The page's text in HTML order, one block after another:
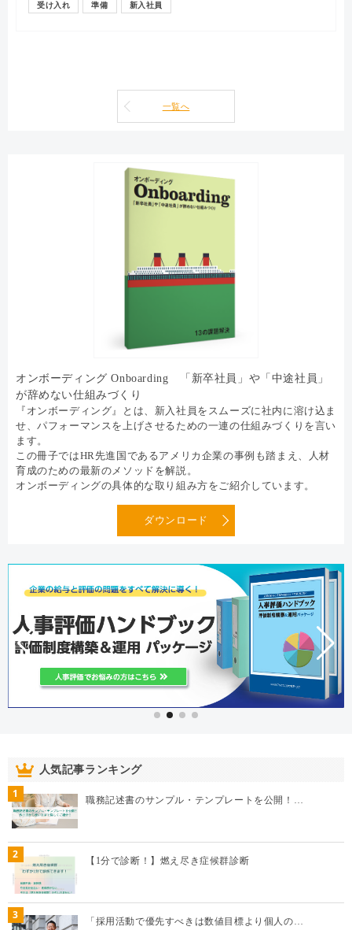
受け入れ 準備 新入社員
一覧へ
オンボーディング Onboarding 「新卒社員」や「中途社員」
が辞めない仕組みづくり
『オンボーディング』とは、新入社員をスムーズに社内に溶け込ま
せ、パフォーマンスを上げさせるための一連の仕組みづくりを言い
ます。
この冊子ではHR先進国であるアメリカ企業の事例も踏まえ、人材
育成のための最新のメソッドを解説。
オンボーディングの具体的な取り組み方をご紹介しています。
ダウンロード
人気記事ランキング
1 職務記述書のサンプル・テンプレートを公開！…
2 【1分で診断！】燃え尽き症候群診断
3 「採用活動で優先すべきは数値目標より個人の…